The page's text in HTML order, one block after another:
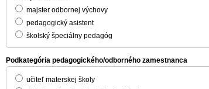
majster odbornej výchovy
pedagogický asistent
školský špeciálny pedagóg
Podkategória pedagogického/odborného zamestnanca
učiteľ materskej školy